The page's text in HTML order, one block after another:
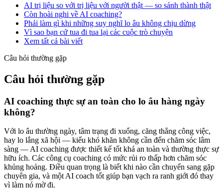
AI trị liệu so với trị liệu với người thật — so sánh thành thật
Còn hoài nghi về AI coaching?
Phải làm gì khi những suy nghĩ lo âu không chịu dừng
Vì sao bạn cứ tua đi tua lại các cuộc trò chuyện
Xem tất cả bài viết
Câu hỏi thường gặp
Câu hỏi thường gặp
AI coaching thực sự an toàn cho lo âu hàng ngày
không?
Với lo âu thường ngày, tâm trạng đi xuống, căng thẳng công việc,
hay lo lắng xã hội — kiểu khó khăn không cần đến chăm sóc lâm
sàng — AI coaching được thiết kế tốt khá an toàn và thường thực sự
hữu ích. Các công cụ coaching có mức rủi ro thấp hơn chăm sóc
khủng hoảng. Điều quan trọng là biết khi nào cần chuyển sang gặp
chuyên gia, và một AI coach tốt giúp bạn vạch ra ranh giới đó thay
vì làm nó mờ đi.